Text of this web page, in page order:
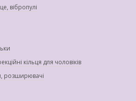
вібропулі
кільця для чоловіків
розширювачі